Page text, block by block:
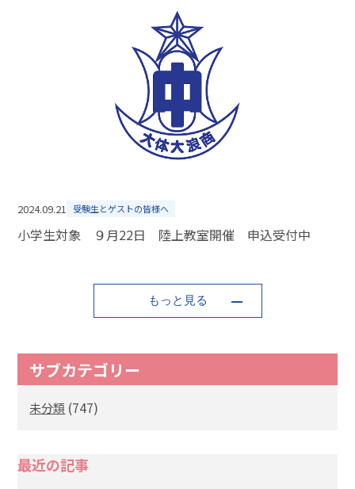
2024.09.21 受験生とゲストの皆様へ
小学生対象 ９月22日 陸上教室開催 申込受付中
もっと見る
サブカテゴリー
未分類 (747)
最近の記事